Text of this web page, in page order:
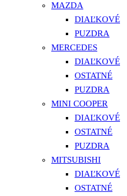
MAZDA
DIAĽKOVÉ
PUZDRA
MERCEDES
DIAĽKOVÉ
OSTATNÉ
PUZDRA
MINI COOPER
DIAĽKOVÉ
OSTATNÉ
PUZDRA
MITSUBISHI
DIAĽKOVÉ
OSTATNÉ